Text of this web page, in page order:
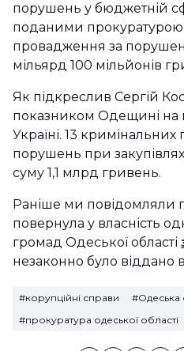
порушень у бюджетній
поданими прокуратурою
провадження за
мільярд 100 мільйонів
Як підкреслив Сергій
показником Одещині на
Україні. 13
порушень при
суму 1,1 млрд гривень.
Раніше ми повідомляли
повернула у власність
громад Одеської області
незаконно було віддано
#корупційні справи
#Одеська
#прокуратура одеської області